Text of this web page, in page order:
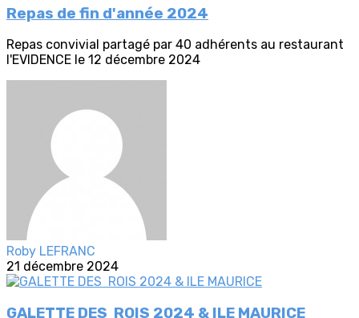
Repas de fin d'année 2024
Repas convivial partagé par 40 adhérents au restaurant
l'EVIDENCE le 12 décembre 2024
Roby LEFRANC
21 décembre 2024
GALETTE DES ROIS 2024 & ILE MAURICE